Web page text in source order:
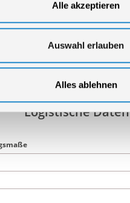
Alle akzeptieren
Auswahl erlauben
Alles ablehnen
Logistische Daten